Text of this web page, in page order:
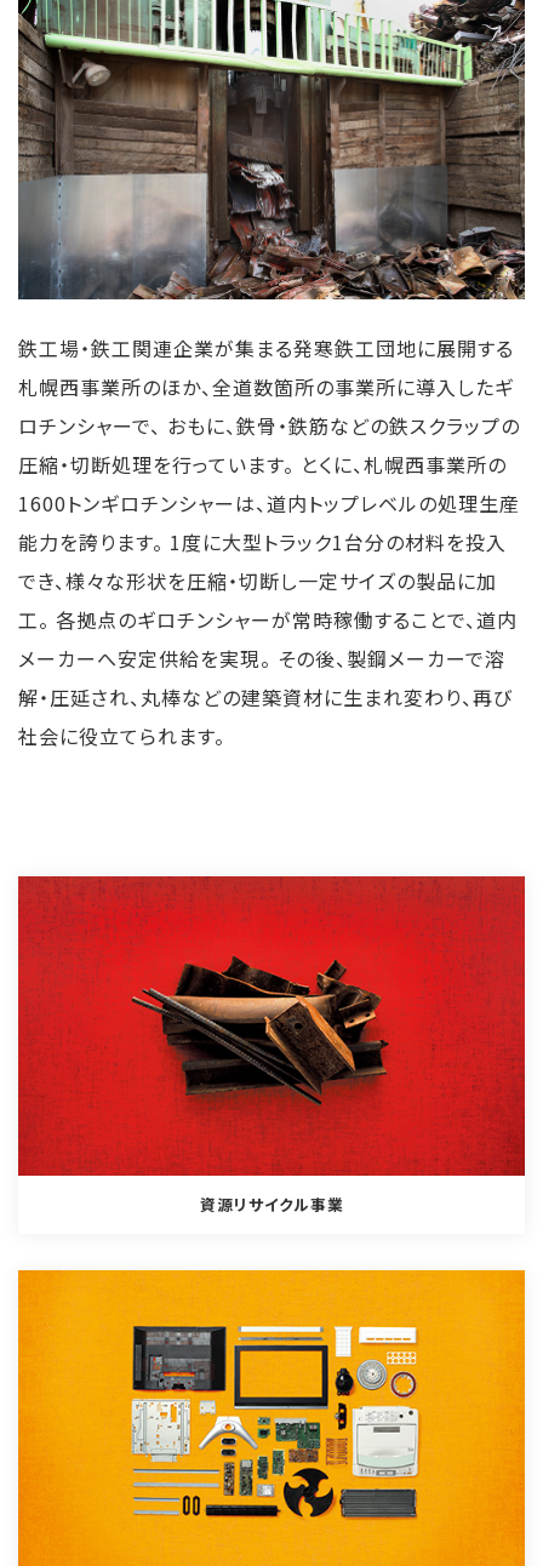
鉄工場・鉄工関連企業が集まる発寒鉄工団地に展開する
札幌西事業所のほか、全道数箇所の事業所に導入したギ
ロチンシャーで、 おもに、鉄骨・鉄筋などの鉄スクラップの
圧縮・切断処理を行っています。 とくに、札幌西事業所の
1600トンギロチンシャーは、道内トップレベルの処理生産
能力を誇ります。 1度に大型トラック1台分の材料を投入
でき、様々な形状を圧縮・切断し一定サイズの製品に加
工。 各拠点のギロチンシャーが常時稼働することで、道内
メーカーへ安定供給を実現。 その後、製鋼メーカーで溶
解・圧延され、丸棒などの建築資材に生まれ変わり、再び
社会に役立てられます。
資源リサイクル事業